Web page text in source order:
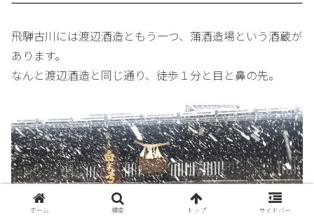
飛騨古川には渡辺酒造ともう一つ、蒲酒造場という酒蔵が
あります。
なんと渡辺酒造と同じ通り、徒歩１分と目と鼻の先。
ホーム 検索 トップ サイドバー